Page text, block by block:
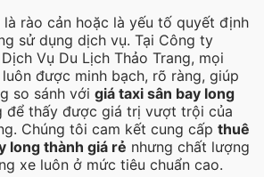
là rào cản hoặc là yếu tố quyết định
sử dụng dịch vụ. Tại Công ty
Vụ Du Lịch Thảo Trang, mọi
được minh bạch, rõ ràng, giúp
so sánh với giá taxi sân bay long
để thấy được giá trị vượt trội của
Chúng tôi cam kết cung cấp thuê
long thành giá rẻ nhưng chất lượng
xe luôn ở mức tiêu chuẩn cao.